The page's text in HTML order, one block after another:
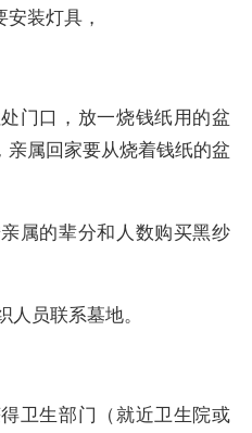
装灯具，
门口，放一烧钱纸用的盆
属回家要从烧着钱纸的盆
属的辈分和人数购买黑纱
员联系墓地。
卫生部门（就近卫生院或